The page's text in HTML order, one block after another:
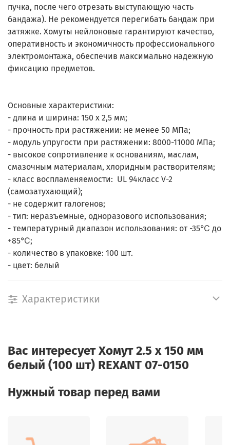
пучка, после чего отрезать выступающую часть
бандажа). Не рекомендуется перегибать бандаж при
затяжке. Хомуты нейлоновые гарантируют качество,
оперативность и экономичность профессионального
электромонтажа, обеспечив максимально надежную
фиксацию предметов.
Основные характеристики:
- длина и ширина: 150 х 2,5 мм;
- прочность при растяжении: не менее 50 МПа;
- модуль упругости при растяжении: 8000-11000 МПа;
- высокое сопротивление к основаниям, маслам,
смазочным материалам, хлоридным растворителям;
- класс воспламеняемости: UL 94класс V-2
(самозатухающий);
- не содержит галогенов;
- тип: неразъемные, одноразового использования;
- температурный диапазон использования: от -35℃ до
+85℃;
- количество в упаковке: 100 шт.
- цвет: белый
Характеристики
Вас интересуетХомут 2.5 х 150 мм
белый (100 шт) REXANT 07-0150
Нужный товар перед вами